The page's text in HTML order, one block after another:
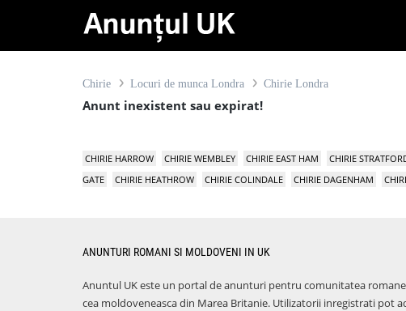
Chirie Locuri de munca Londra Chirie Londra
Anunt inexistent sau expirat!
CHIRIE HARROW CHIRIE WEMBLEY CHIRIE EAST HAM CHIRIE
GATE
CHIRIE HEATHROW CHIRIE COLINDALE CHIRIE DAGENHAM
ANUNTURI ROMANI SI MOLDOVENI IN UK
Anuntul UK este un portal de anunturi pentru comunitatea
cea moldoveneasca din Marea Britanie. Utilizatorii inregistrati pot